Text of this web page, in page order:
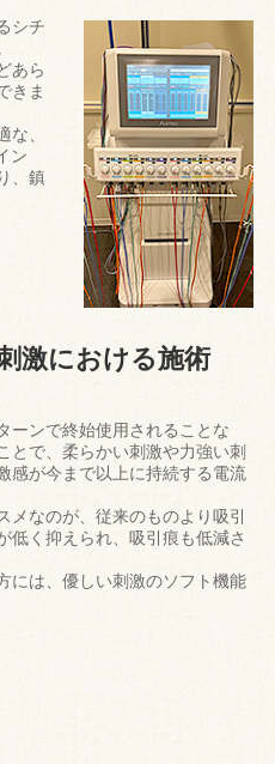
シチ
あら
きま
な、
ン
、鎮
激における施術
ーンで終始使用されることな
とで、柔らかい刺激や力強い刺
感が今まで以上に持続する電流
メなのが、従来のものより吸引
低く抑えられ、吸引痕も低減さ
には、優しい刺激のソフト機能